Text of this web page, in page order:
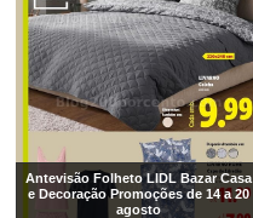
Antevisão Folheto LIDL Bazar Casa
e Decoração Promoções de 14 a 20
agosto